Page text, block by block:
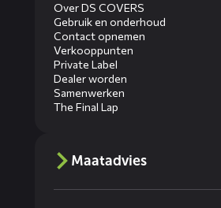
Over DS COVERS
Gebruik en onderhoud
Contact opnemen
Verkooppunten
Private Label
Dealer worden
Samenwerken
The Final Lap
Maatadvies